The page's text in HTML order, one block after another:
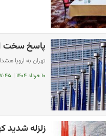
پاسخ سخت
تهران به اروپا
۱۰ خرداد ۱۴۰۴ |
زلزله شدید